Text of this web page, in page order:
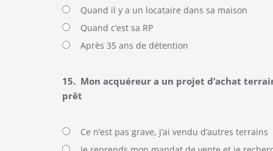
Quand il y a un locataire dans sa maison
Quand c’est sa RP
Après 35 ans de détention
15. Mon acquéreur a un projet d’achat
prêt
Ce n’est pas grave, j’ai vendu d’autres terrains